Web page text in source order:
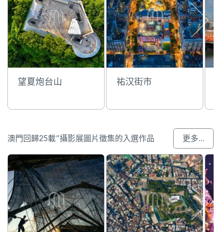
望夏炮台山 祐汉街市
澳門回歸25載”攝影展圖片徵集的入選作品 更多...